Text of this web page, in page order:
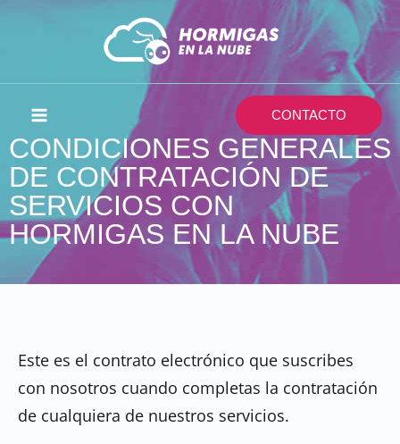
CONTACTO
CONDICIONES GENERALES
DE CONTRATACIÓN DE
SERVICIOS CON
HORMIGAS EN LA NUBE
Este es el contrato electrónico que suscribes
con nosotros cuando completas la contratación
de cualquiera de nuestros servicios.